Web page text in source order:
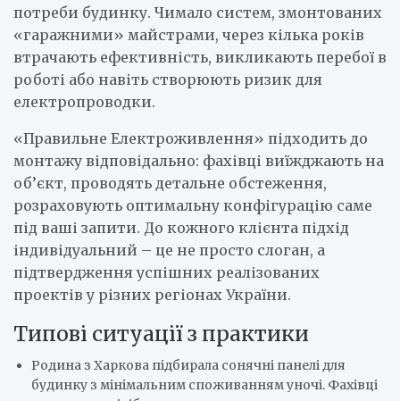
потреби будинку. Чимало систем, змонтованих
«гаражними» майстрами, через кілька років
втрачають ефективність, викликають перебої в
роботі або навіть створюють ризик для
електропроводки.
«Правильне Електроживлення» підходить до
монтажу відповідально: фахівці виїжджають на
об’єкт, проводять детальне обстеження,
розраховують оптимальну конфігурацію саме
під ваші запити. До кожного клієнта підхід
індивідуальний – це не просто слоган, а
підтвердження успішних реалізованих
проектів у різних регіонах України.
Типові ситуації з практики
Родина з Харкова підбирала сонячні панелі для
будинку з мінімальним споживанням уночі. Фахівці